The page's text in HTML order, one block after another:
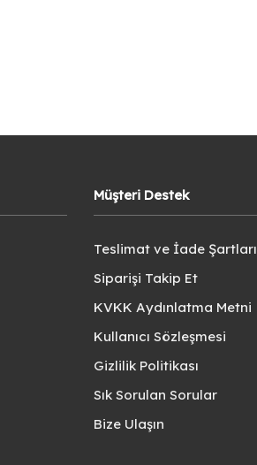
Müşteri Destek
Teslimat ve İade Şartları
Siparişi Takip Et
KVKK Aydınlatma Metni
Kullanıcı Sözleşmesi
Gizlilik Politikası
Sık Sorulan Sorular
Bize Ulaşın